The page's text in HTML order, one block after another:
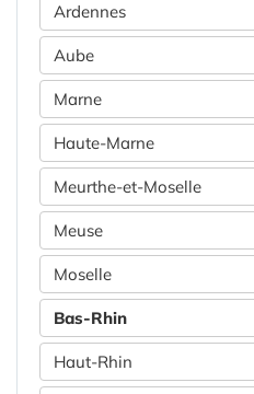
Ardennes
Aube
Marne
Haute-Marne
Meurthe-et-Moselle
Meuse
Moselle
Bas-Rhin
Haut-Rhin